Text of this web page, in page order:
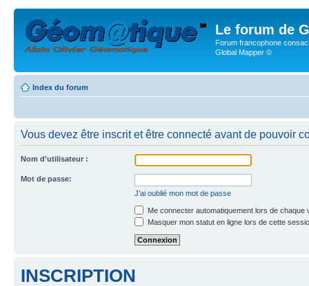
Le forum de
Forum francophone
Global Mapper ©
Index du forum
Vous devez être inscrit et être connecté avant de pouvoir
Nom d’utilisateur :
Mot de passe:
J’ai oublié mon mot de passe
Me connecter automatiquement lors de chaque
Masquer mon statut en ligne lors de cette
INSCRIPTION